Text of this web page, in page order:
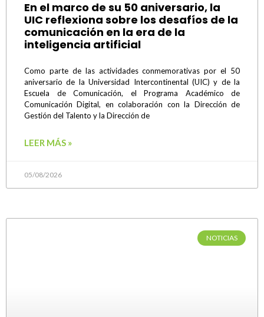
En el marco de su 50 aniversario, la
UIC reflexiona sobre los desafíos de la
comunicación en la era de la
inteligencia artificial
Como parte de las actividades conmemorativas por el 50
aniversario de la Universidad Intercontinental (UIC) y de la
Escuela de Comunicación, el Programa Académico de
Comunicación Digital, en colaboración con la Dirección de
Gestión del Talento y la Dirección de
LEER MÁS »
05/08/2026
NOTICIAS